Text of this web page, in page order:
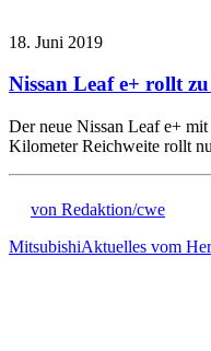
18. Juni 2019
Nissan Leaf e+ rollt
Der neue Nissan Leaf e+
Kilometer Reichweite rollt
von Redaktion/cwe
MitsubishiAktuelles vom